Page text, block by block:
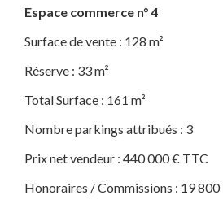
Espace commerce n° 4
Surface de vente : 128 m²
Réserve : 33 m²
Total Surface : 161 m²
Nombre parkings attribués : 3
Prix net vendeur : 440 000 € TTC
Honoraires / Commissions : 19 800